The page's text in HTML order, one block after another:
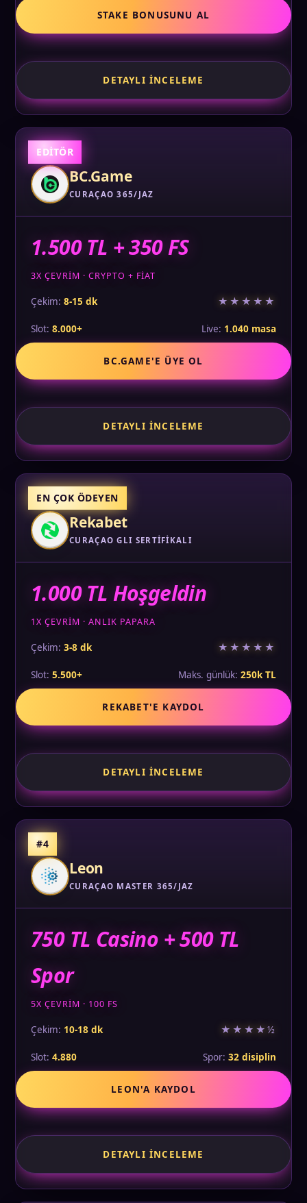
STAKE BONUSUNU AL
DETAYLI İNCELEME
EDİTÖR
BC.Game
CURAÇAO 365/JAZ
1.500 TL + 350 FS
3X ÇEVRIM · CRYPTO + FIAT
Çekim: 8-15 dk ★★★★★
Slot: 8.000+ Live: 1.040 masa
BC.GAME'E ÜYE OL
DETAYLI İNCELEME
EN ÇOK ÖDEYEN
Rekabet
CURAÇAO GLI SERTIFIKALI
1.000 TL Hoşgeldin
1X ÇEVRIM · ANLIK PAPARA
Çekim: 3-8 dk ★★★★★
Slot: 5.500+ Maks. günlük: 250k TL
REKABET'E KAYDOL
DETAYLI İNCELEME
#4
Leon
CURAÇAO MASTER 365/JAZ
750 TL Casino + 500 TL
Spor
5X ÇEVRIM · 100 FS
Çekim: 10-18 dk ★★★★½
Slot: 4.880 Spor: 32 disiplin
LEON'A KAYDOL
DETAYLI İNCELEME